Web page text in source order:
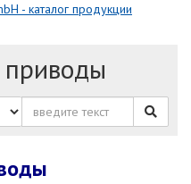
- каталог продукции
приводы